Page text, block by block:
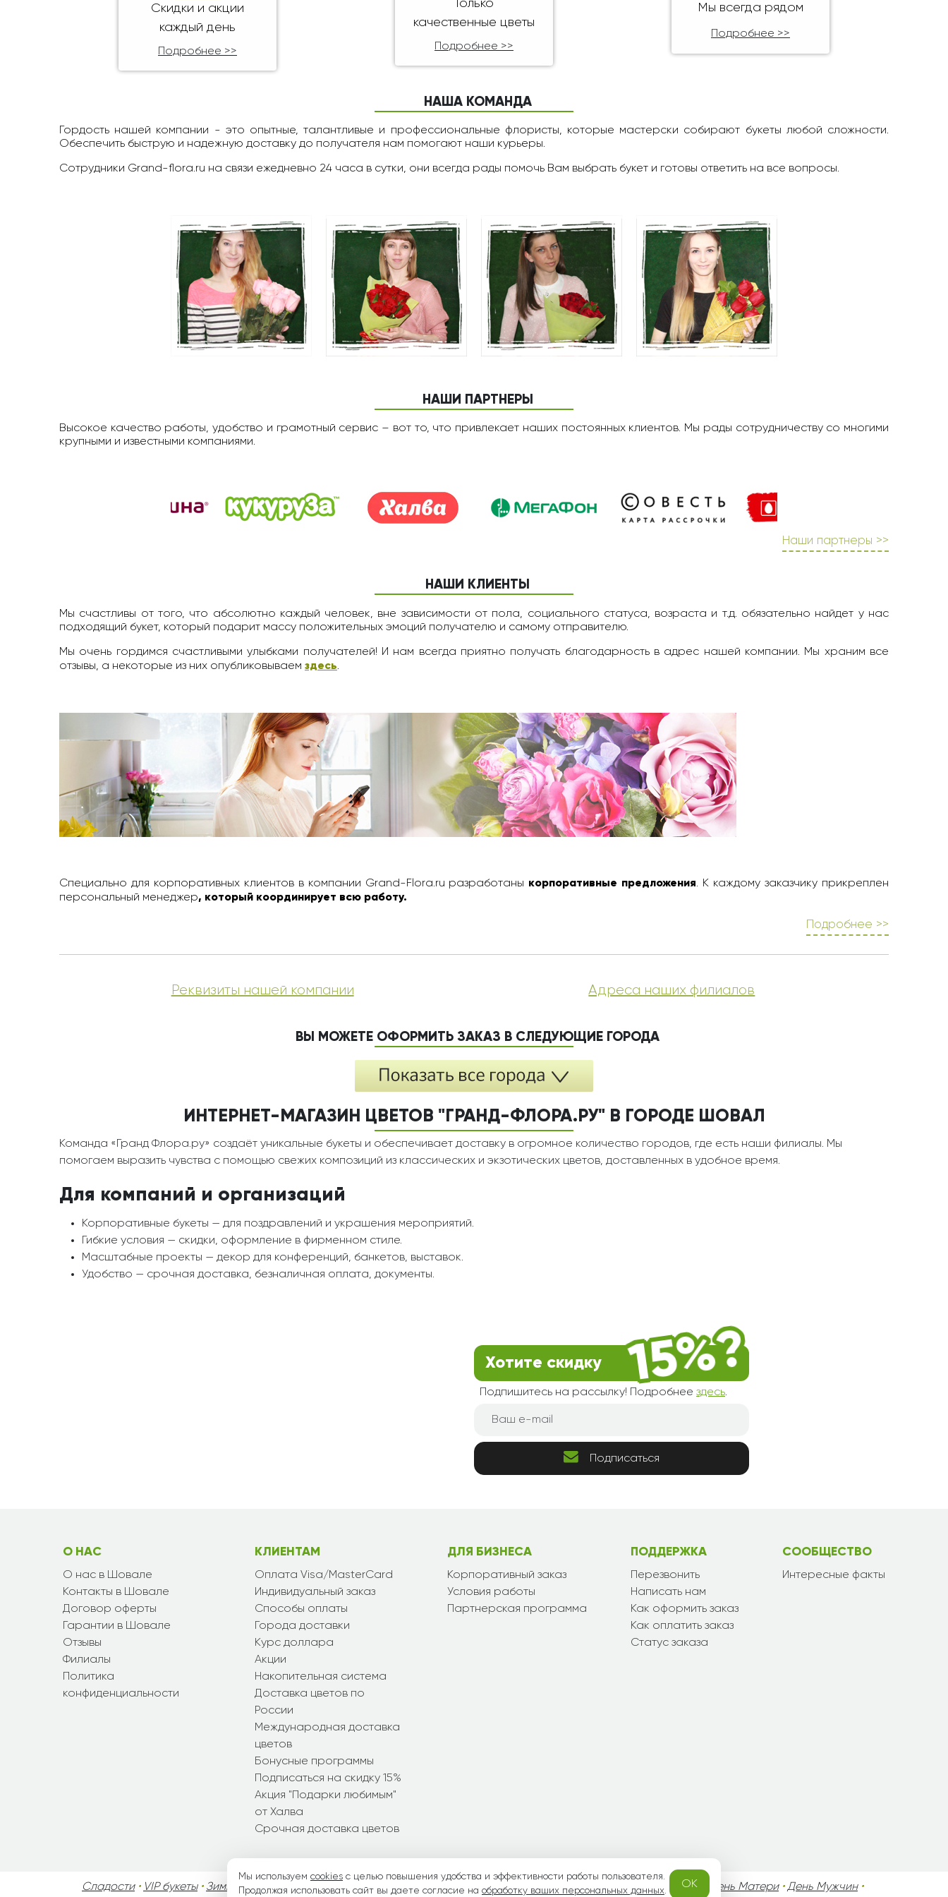
Скидки и акции
каждый день
Подробнее >>
Только
качественные цветы
Подробнее >>
Мы всегда рядом
Подробнее >>
НАША КОМАНДА
Гордость нашей компании - это опытные, талантливые и профессиональные флористы, которые мастерски собирают букеты любой сложности.
Обеспечить быструю и надежную доставку до получателя нам помогают наши курьеры.
Сотрудники Grand-flora.ru на связи ежедневно 24 чаcа в сутки, они всегда рады помочь Вам выбрать букет и готовы ответить на все вопросы.
НАШИ ПАРТНЕРЫ
Высокое качество работы, удобство и грамотный сервис – вот то, что привлекает наших постоянных клиентов. Мы рады сотрудничеству со многими
крупными и известными компаниями.
Наши партнеры >>
НАШИ КЛИЕНТЫ
Мы счастливы от того, что абсолютно каждый человек, вне зависимости от пола, социального статуса, возраста и т.д. обязательно найдет у нас
подходящий букет, который подарит массу положительных эмоций получателю и самому отправителю.
Мы очень гордимся счастливыми улыбками получателей! И нам всегда приятно получать благодарность в адрес нашей компании. Мы храним все
отзывы, а некоторые из них опубликовываем здесь.
Специально для корпоративных клиентов в компании Grand-Flora.ru разработаны корпоративные предложения. К каждому заказчику прикреплен
персональный менеджер, который координирует всю работу.
Подробнее >>
Реквизиты нашей компании Адреса наших филиалов
ВЫ МОЖЕТЕ ОФОРМИТЬ ЗАКАЗ В СЛЕДУЮЩИЕ ГОРОДА
ИНТЕРНЕТ-МАГАЗИН ЦВЕТОВ "ГРАНД-ФЛОРА.РУ" В ГОРОДЕ ШОВАЛ
Команда «Гранд Флора.ру» создаёт уникальные букеты и обеспечивает доставку в огромное количество городов, где есть наши филиалы. Мы
помогаем выразить чувства с помощью свежих композиций из классических и экзотических цветов, доставленных в удобное время.
Для компаний и организаций
Корпоративные букеты — для поздравлений и украшения мероприятий.
Гибкие условия — скидки, оформление в фирменном стиле.
Масштабные проекты — декор для конференций, банкетов, выставок.
Удобство — срочная доставка, безналичная оплата, документы.
Хотите скидку
Подпишитесь на рассылку! Подробнее здесь.
Подписаться
О НАС
О нас в Шовале
Контакты в Шовале
Договор оферты
Гарантии в Шовале
Отзывы
Филиалы
Политика
конфиденциальности
КЛИЕНТАМ
Оплата Visa/MasterCard
Индивидуальный заказ
Способы оплаты
Города доставки
Курс доллара
Акции
Накопительная система
Доставка цветов по
России
Международная доставка
цветов
Бонусные программы
Подписаться на скидку 15%
Акция "Подарки любимым"
от Халва
Срочная доставка цветов
ДЛЯ БИЗНЕСА
Корпоративный заказ
Условия работы
Партнерская программа
ПОДДЕРЖКА
Перезвонить
Написать нам
Как оформить заказ
Как оплатить заказ
Статус заказа
СООБЩЕСТВО
Интересные факты
Сладости• VIP букеты• Зимние букеты• Осенние букеты • Летние букеты• Весенние букеты •День Святого Валентина День Матери•День Мужчин•
Мы используем cookies с целью повышения удобства и эффективности работы пользователя.
Продолжая использовать сайт вы даете согласие на обработку ваших персональных данных.
OK